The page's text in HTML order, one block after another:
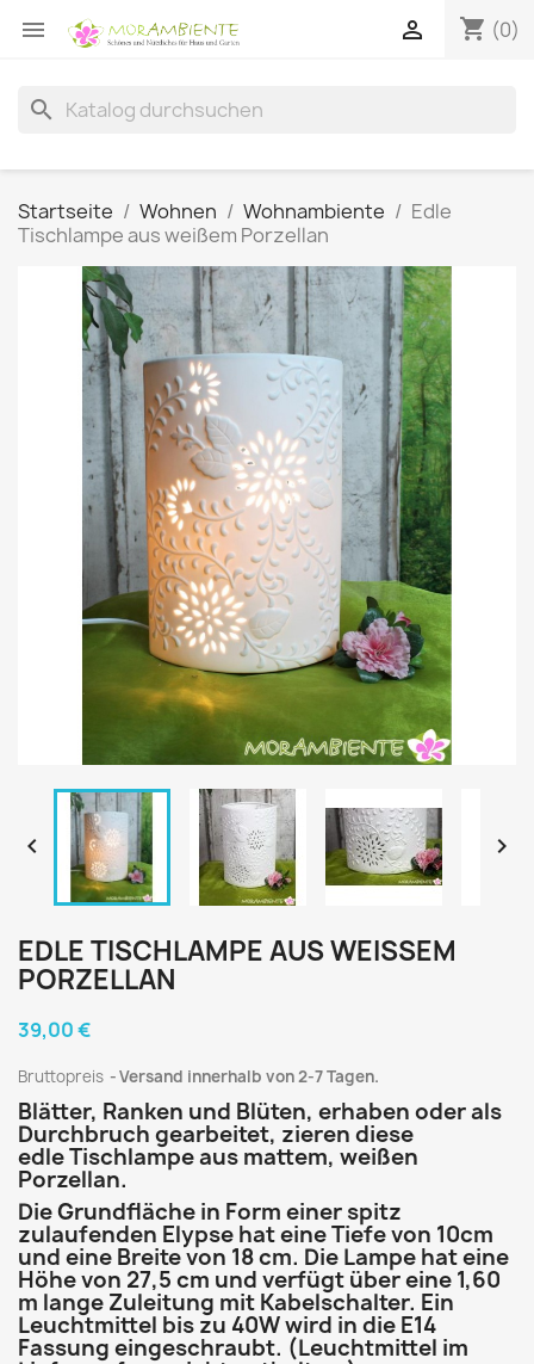
 shopping_cart (0)

search
Startseite Wohnen Wohnambiente
Edle
Tischlampe aus weißem Porzellan
 
EDLE TISCHLAMPE AUS WEISSEM P
ORZELLAN
39,00 €
Bruttopreis Versand innerhalb von 2-7 Tagen.
Blätter, Ranken und Blüten, erhaben oder als
Durchbruch gearbeitet, zieren diese
edle Tischlampe aus mattem, weißen
Porzellan.
Die Grundfläche in Form einer spitz
zulaufenden Elypse hat eine Tiefe von 10cm
und eine Breite von 18 cm. Die Lampe hat eine
Höhe von 27,5 cm und verfügt über eine 1,60
m lange Zuleitung mit Kabelschalter. Ein
Leuchtmittel bis zu 40W wird in die E14
Fassung eingeschraubt. (Leuchtmittel im